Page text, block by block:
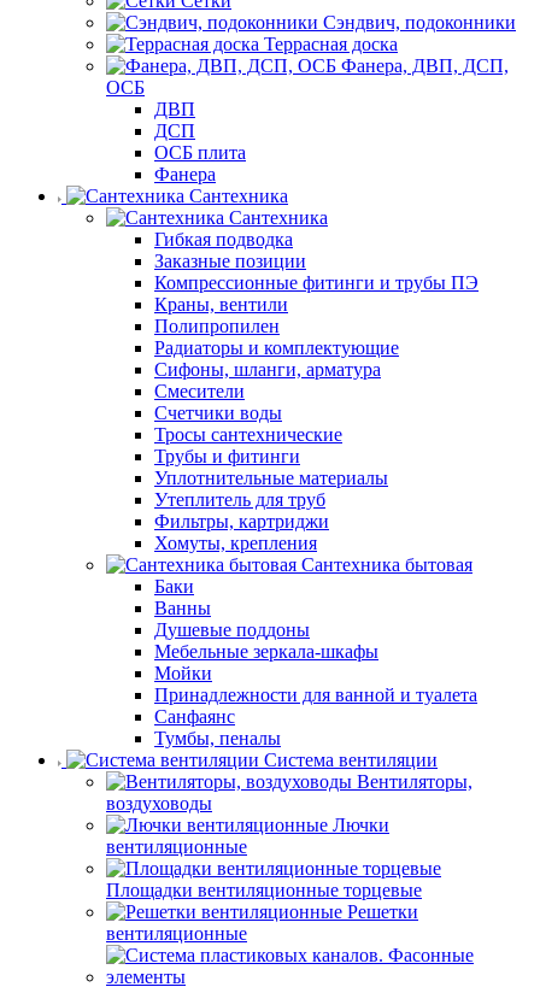
Сэндвич, подоконники
Террасная доска
Фанера, ДВП, ДСП,
ОСБ
ДВП
ДСП
ОСБ плита
Фанера
Сантехника
Сантехника
Гибкая подводка
Заказные позиции
Компрессионные фитинги и трубы ПЭ
Краны, вентили
Полипропилен
Радиаторы и комплектующие
Сифоны, шланги, арматура
Смесители
Счетчики воды
Тросы сантехнические
Трубы и фитинги
Уплотнительные материалы
Утеплитель для труб
Фильтры, картриджи
Хомуты, крепления
Сантехника бытовая
Баки
Ванны
Душевые поддоны
Мебельные зеркала-шкафы
Мойки
Принадлежности для ванной и туалета
Санфаянс
Тумбы, пеналы
Система вентиляции
Вентиляторы,
воздуховоды
Лючки
вентиляционные
Площадки вентиляционные торцевые
Решетки
вентиляционные